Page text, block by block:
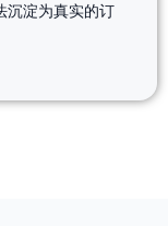
沉淀为真实的订